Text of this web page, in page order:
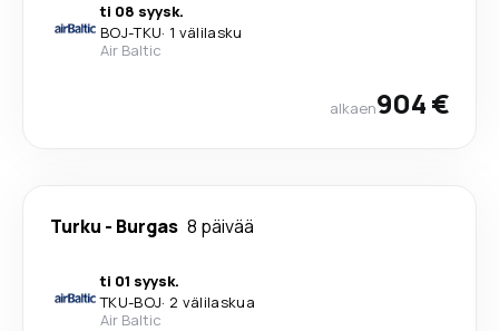
ti 08 syysk.
BOJ-TKU· 1 välilasku
Air Baltic
alkaen904 €
Turku - Burgas 8 päivää
ti 01 syysk.
TKU-BOJ· 2 välilaskua
Air Baltic